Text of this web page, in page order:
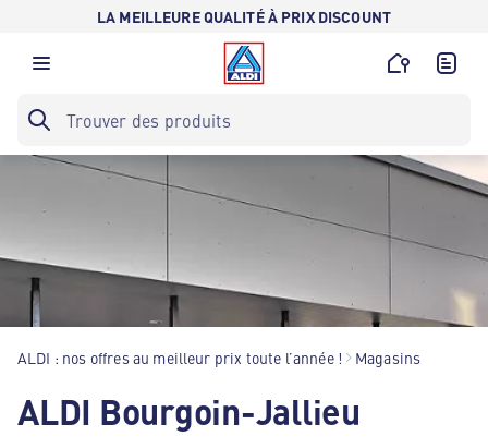
LA MEILLEURE QUALITÉ À PRIX DISCOUNT
ALDI : nos offres au meilleur prix toute l’année ! Magasins
ALDI Bourgoin-Jallieu